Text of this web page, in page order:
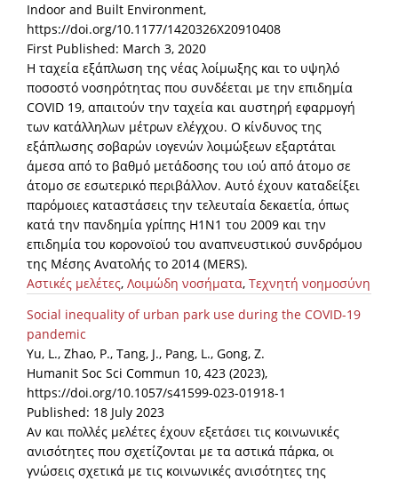
Indoor and Built Environment,
https://doi.org/10.1177/1420326X20910408
First Published: March 3, 2020
Η ταχεία εξάπλωση της νέας λοίμωξης και το υψηλό
ποσοστό νοσηρότητας που συνδέεται με την επιδημία
COVID 19, απαιτούν την ταχεία και αυστηρή εφαρμογή
των κατάλληλων μέτρων ελέγχου. Ο κίνδυνος της
εξάπλωσης σοβαρών ιογενών λοιμώξεων εξαρτάται
άμεσα από το βαθμό μετάδοσης του ιού από άτομο σε
άτομο σε εσωτερικό περιβάλλον. Αυτό έχουν καταδείξει
παρόμοιες καταστάσεις την τελευταία δεκαετία, όπως
κατά την πανδημία γρίπης H1N1 του 2009 και την
επιδημία του κορονοϊού του αναπνευστικού συνδρόμου
της Μέσης Ανατολής το 2014 (MERS).
Αστικές μελέτες, Λοιμώδη νοσήματα, Τεχνητή νοημοσύνη
Social inequality of urban park use during the COVID-19
pandemic
Yu, L., Zhao, P., Tang, J., Pang, L., Gong, Z.
Humanit Soc Sci Commun 10, 423 (2023),
https://doi.org/10.1057/s41599-023-01918-1
Published: 18 July 2023
Αν και πολλές μελέτες έχουν εξετάσει τις κοινωνικές
ανισότητες που σχετίζονται με τα αστικά πάρκα, οι
γνώσεις σχετικά με τις κοινωνικές ανισότητες της